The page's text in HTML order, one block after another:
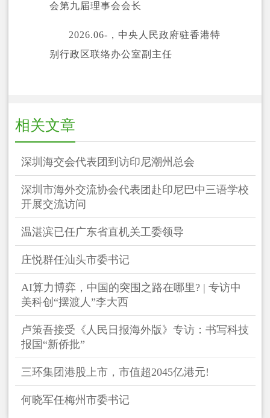
会第九届理事会会长
2026.06-，中央人民政府驻香港特
别行政区联络办公室副主任
相关文章
深圳海交会代表团到访印尼潮州总会
深圳市海外交流协会代表团赴印尼巴中三语学校
开展交流访问
温湛滨已任广东省直机关工委领导
庄悦群任汕头市委书记
AI算力博弈，中国的突围之路在哪里? | 专访中
美科创“摆渡人”李大西
卢策吾接受《人民日报海外版》专访：书写科技
报国“新侨批”
三环集团港股上市，市值超2045亿港元!
何晓军任梅州市委书记